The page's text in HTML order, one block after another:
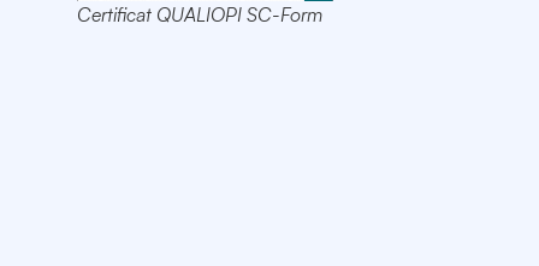
Certificat QUALIOPI SC-Form